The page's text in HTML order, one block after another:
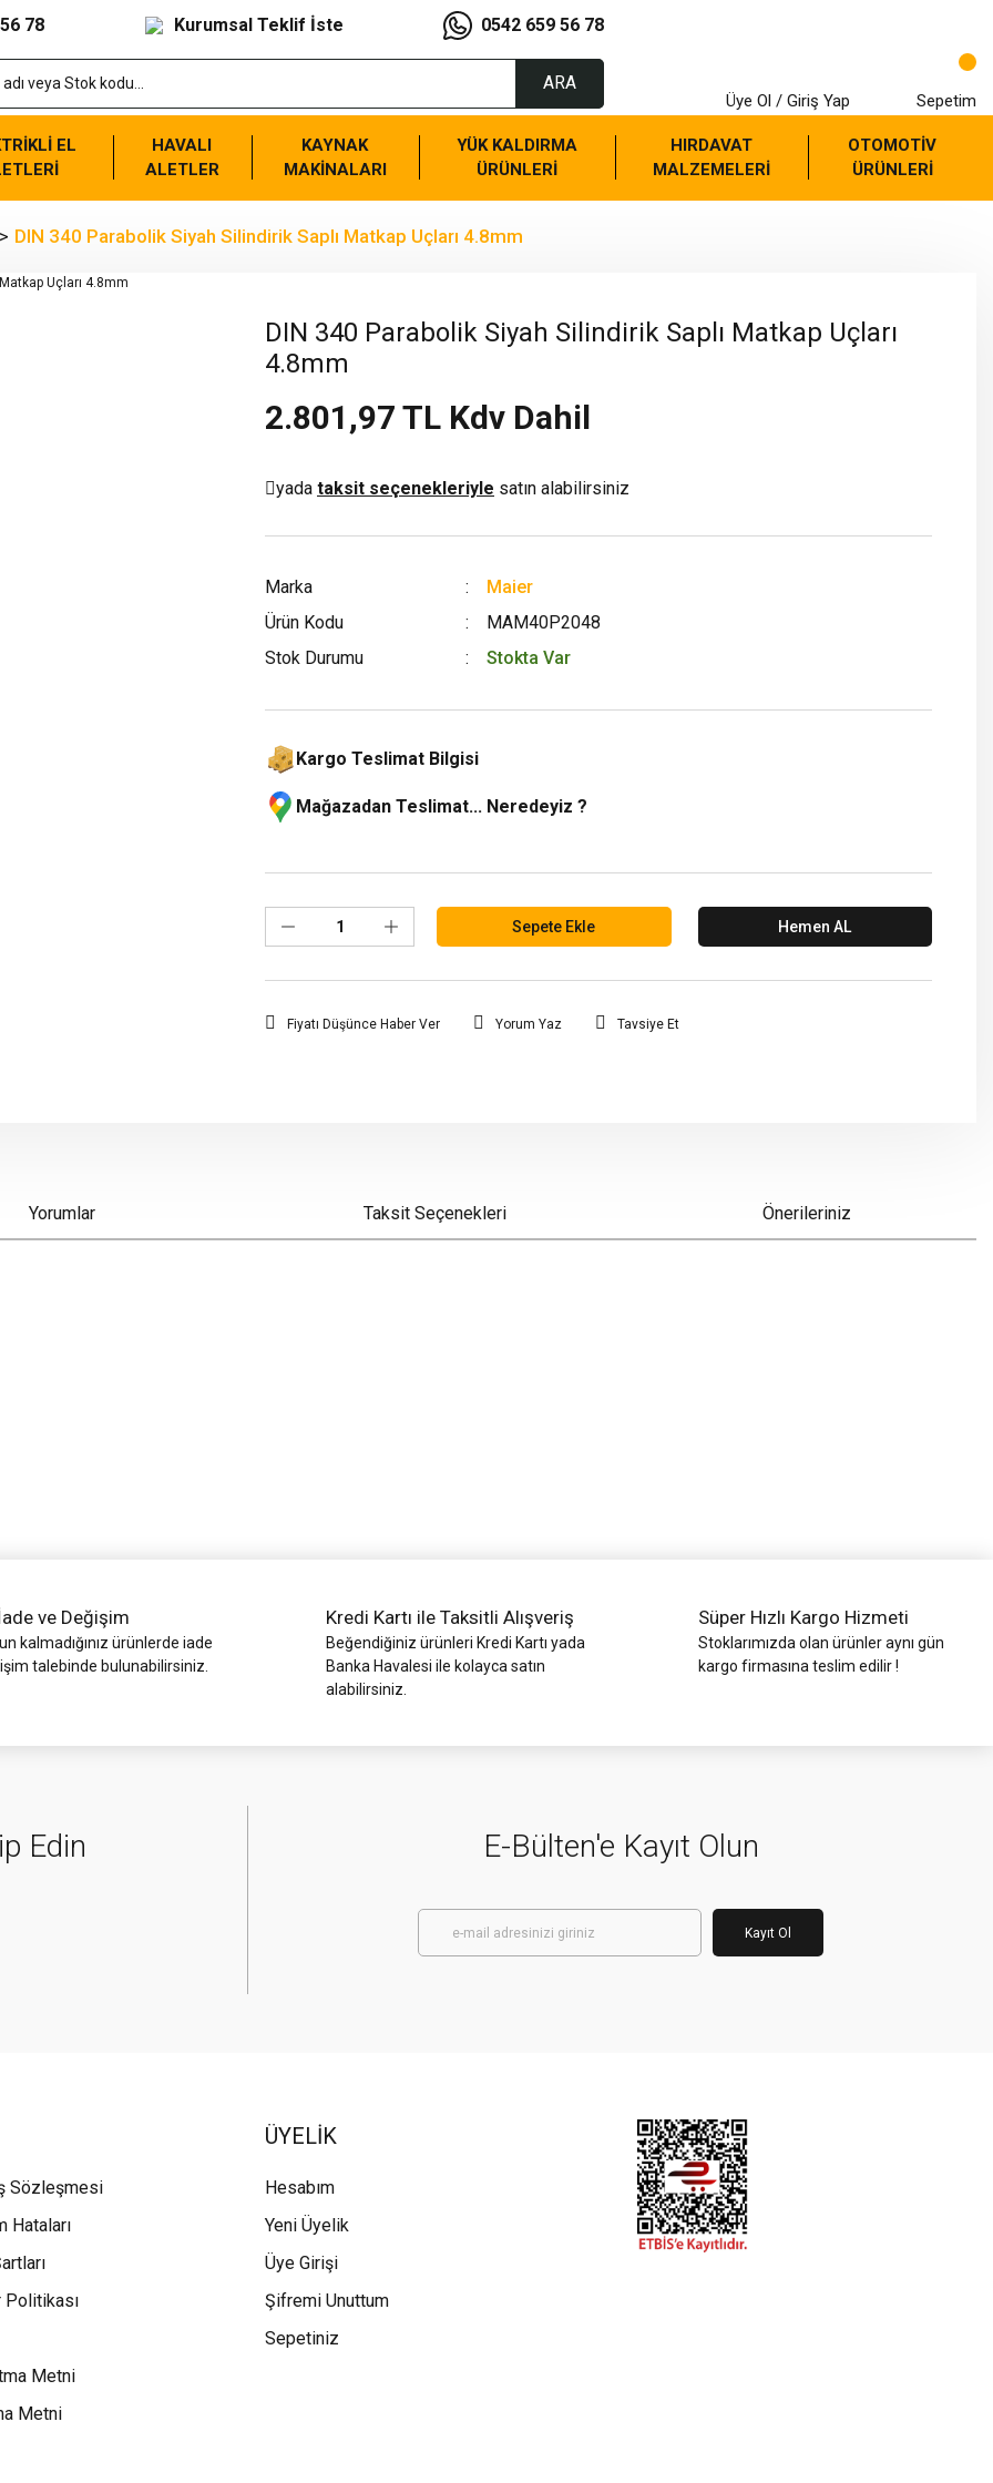
78 Kurumsal Teklif İste 0542 659 56 78
ARA
Üye Ol / Giriş Yap Sepetim
EL
HAVALI
ALETLER
KAYNAK
MAKİNALARI
YÜK KALDIRMA
ÜRÜNLERİ
HIRDAVAT
MALZEMELERİ
OTOMOTİV
ÜRÜNLERİ
DIN 340 Parabolik Siyah Silindirik Saplı Matkap Uçları 4.8mm
DIN 340 Parabolik Siyah Silindirik Saplı Matkap Uçları
4.8mm
2.801,97 TL Kdv Dahil
yada taksit seçenekleriyle satın alabilirsiniz
Marka
Maier
Ürün Kodu
MAM40P2048
Stok Durumu
Stokta Var
Kargo Teslimat Bilgisi
Mağazadan Teslimat... Neredeyiz ?
Sepete Ekle Hemen AL
Fiyatı Düşünce Haber Ver Yorum Yaz Tavsiye Et
Yorumlar Taksit Seçenekleri Önerileriniz
ve Değişim
kalmadığınız ürünlerde iade
talebinde bulunabilirsiniz.
Kredi Kartı ile Taksitli Alışveriş
Beğendiğiniz ürünleri Kredi Kartı yada
Banka Havalesi ile kolayca satın
alabilirsiniz.
Süper Hızlı Kargo Hizmeti
Stoklarımızda olan ürünler aynı gün
kargo firmasına teslim edilir !
Edin E-Bülten'e Kayıt Olun
Kayıt Ol
Sözleşmesi
Hataları
Metni
Metni
ÜYELİK
Hesabım
Yeni Üyelik
Üye Girişi
Şifremi Unuttum
Sepetiniz